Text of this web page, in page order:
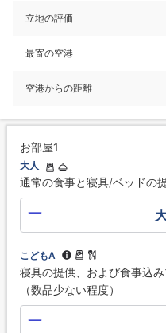
立地の評価
最寄の空港
空港からの距離
お部屋1
大人
通常の食事と寝具/ベッドの
こどもA
寝具の提供、および食事込
（数品少ない程度）